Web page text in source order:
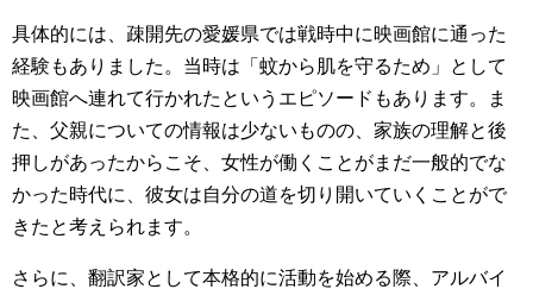
具体的には、疎開先の愛媛県では戦時中に映画館に通った
経験もありました。当時は「蚊から肌を守るため」として
映画館へ連れて行かれたというエピソードもあります。ま
た、父親についての情報は少ないものの、家族の理解と後
押しがあったからこそ、女性が働くことがまだ一般的でな
かった時代に、彼女は自分の道を切り開いていくことがで
きたと考えられます。
さらに、翻訳家として本格的に活動を始める際、アルバイ